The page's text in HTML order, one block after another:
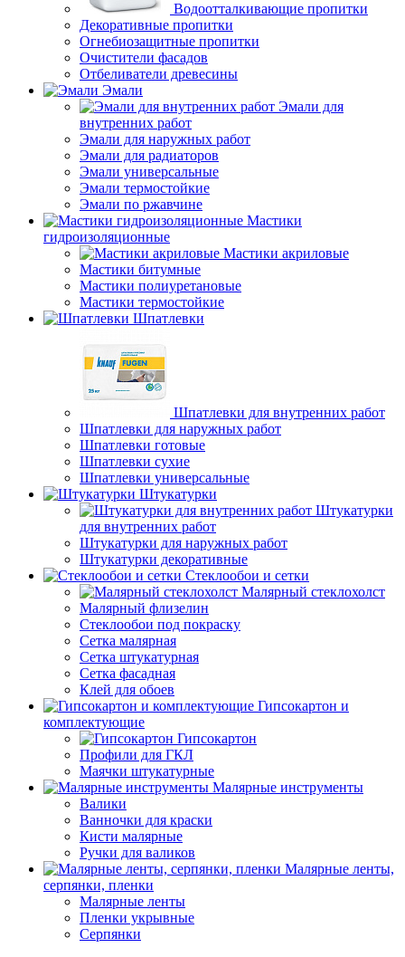
Водоотталкивающие пропитки
Декоративные пропитки
Огнебиозащитные пропитки
Очистители фасадов
Отбеливатели древесины
Эмали
Эмали для
внутренних работ
Эмали для наружных работ
Эмали для радиаторов
Эмали универсальные
Эмали термостойкие
Эмали по ржавчине
Мастики
гидроизоляционные
Мастики акриловые
Мастики битумные
Мастики полиуретановые
Мастики термостойкие
Шпатлевки
Шпатлевки для внутренних работ
Шпатлевки для наружных работ
Шпатлевки готовые
Шпатлевки сухие
Шпатлевки универсальные
Штукатурки
Штукатурки
для внутренних работ
Штукатурки для наружных работ
Штукатурки декоративные
Стеклообои и сетки
Малярный стеклохолст
Малярный флизелин
Стеклообои под покраску
Сетка малярная
Сетка штукатурная
Сетка фасадная
Клей для обоев
Гипсокартон и
комплектующие
Гипсокартон
Профили для ГКЛ
Маячки штукатурные
Малярные инструменты
Валики
Ванночки для краски
Кисти малярные
Ручки для валиков
Малярные ленты,
серпянки, пленки
Малярные ленты
Пленки укрывные
Серпянки